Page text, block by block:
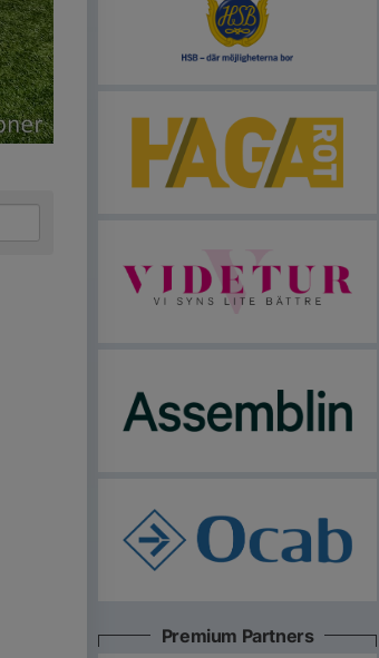
Premium Partners